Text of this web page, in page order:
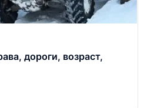
дороги, возраст,